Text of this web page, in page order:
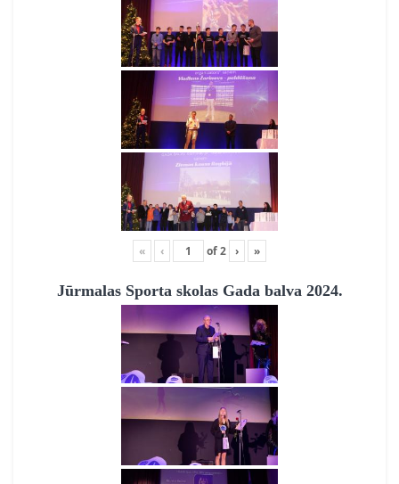
« ‹ of2 › »
Jūrmalas Sporta skolas Gada balva 2024.